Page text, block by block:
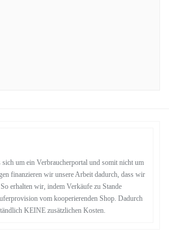
sich um ein Verbraucherportal und somit nicht um
finanzieren wir unsere Arbeit dadurch, dass wir
erhalten wir, indem Verkäufe zu Stande
vom kooperierenden Shop. Dadurch
KEINE zusätzlichen Kosten.